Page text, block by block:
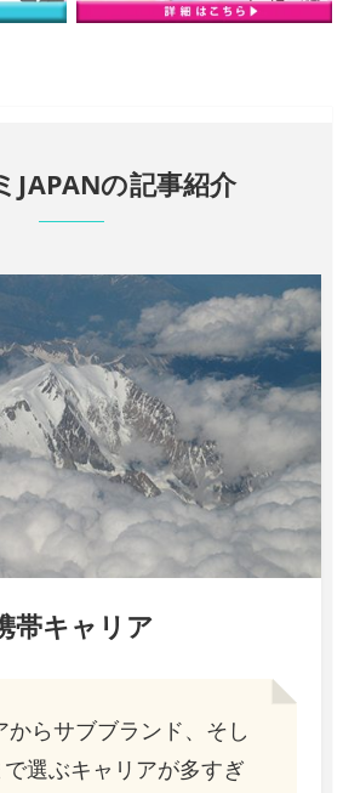
JAPANの記事紹介
帯キャリア
からサブブランド、そし
選ぶキャリアが多すぎ